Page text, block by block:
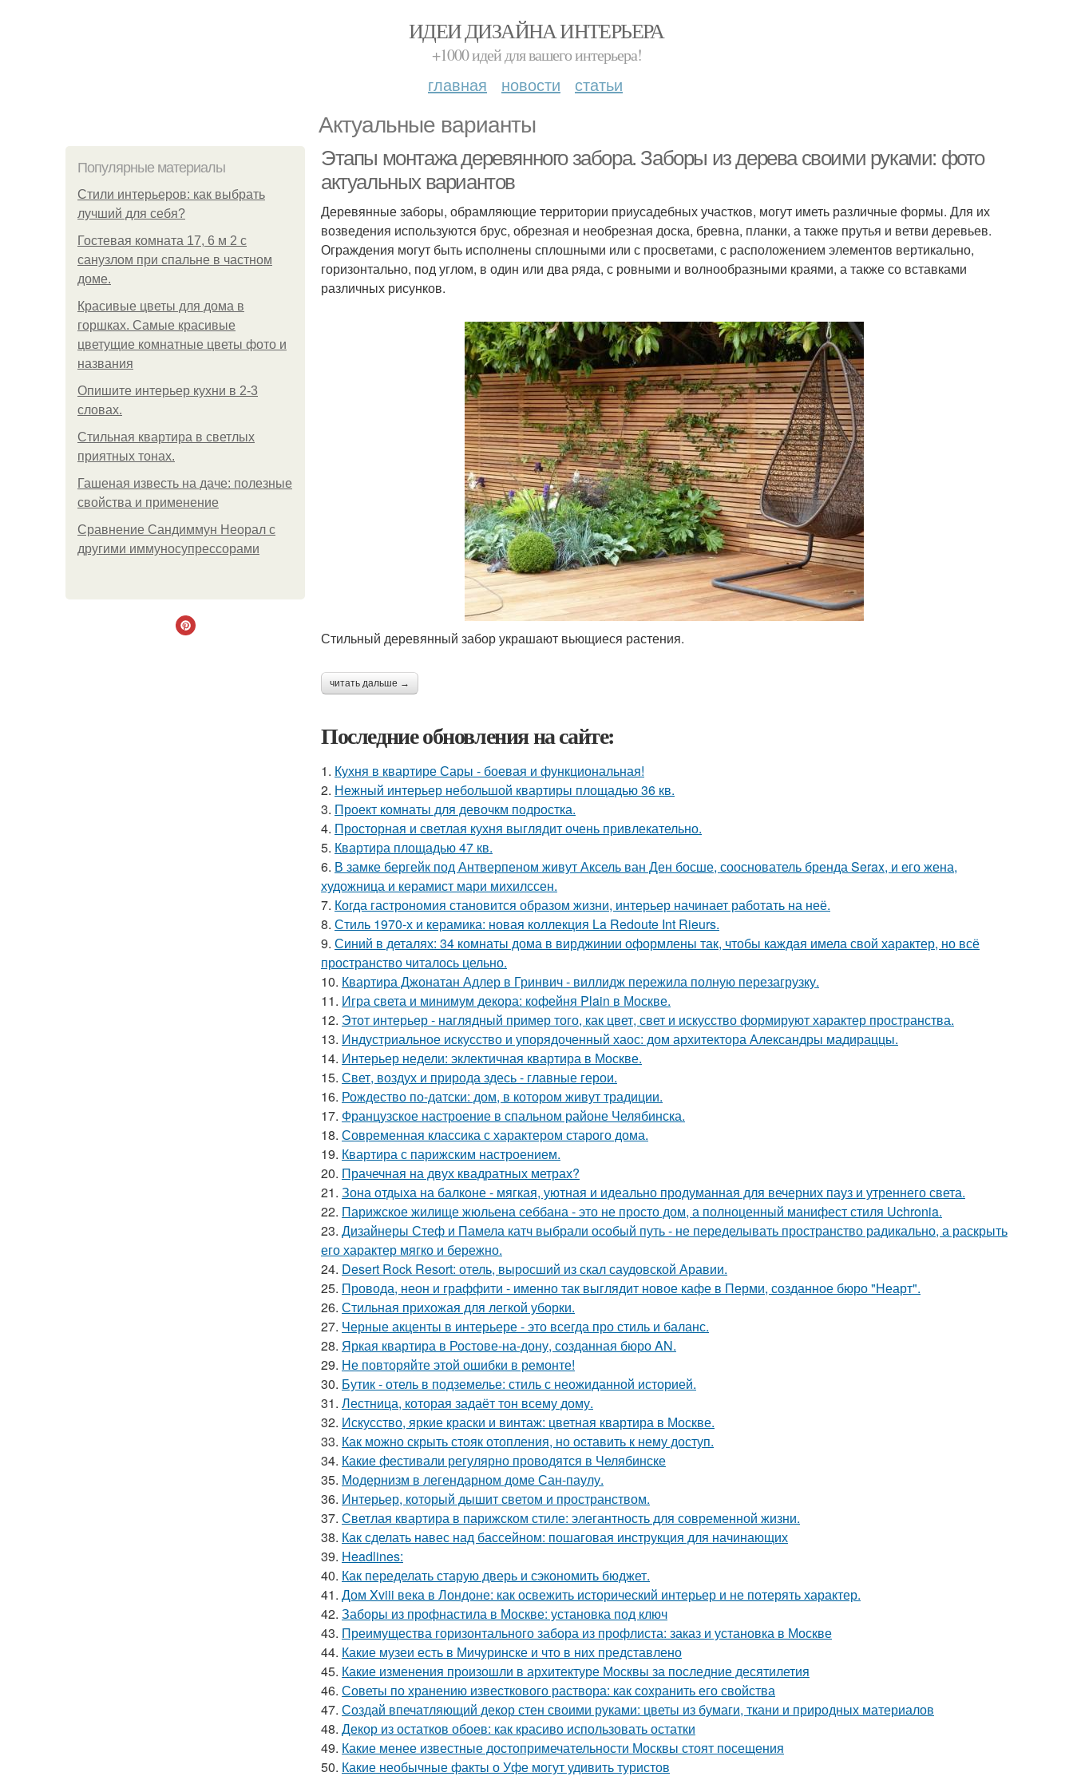
ИДЕИ ДИЗАЙНА ИНТЕРЬЕРА
+1000 идей для вашего интерьера!
главная новости статьи
Актуальные варианты
Популярные материалы
Стили интерьеров: как выбрать
лучший для себя?
Гостевая комната 17, 6 м 2 с
санузлом при спальне в частном
доме.
Красивые цветы для дома в
горшках. Самые красивые
цветущие комнатные цветы фото и
названия
Опишите интерьер кухни в 2-3
словах.
Стильная квартира в светлых
приятных тонах.
Гашеная известь на даче: полезные
свойства и применение
Сравнение Сандиммун Неорал с
другими иммуносупрессорами
Этапы монтажа деревянного забора. Заборы из дерева своими руками: фото
актуальных вариантов
Деревянные заборы, обрамляющие территории приусадебных участков, могут иметь различные формы. Для их
возведения используются брус, обрезная и необрезная доска, бревна, планки, а также прутья и ветви деревьев.
Ограждения могут быть исполнены сплошными или с просветами, с расположением элементов вертикально,
горизонтально, под углом, в один или два ряда, с ровными и волнообразными краями, а также со вставками
различных рисунков.
Стильный деревянный забор украшают вьющиеся растения.
читать дальше →
Последние обновления на сайте:
1. Кухня в квартире Сары - боевая и функциональная!
2. Нежный интерьер небольшой квартиры площадью 36 кв.
3. Проект комнаты для девочкм подростка.
4. Просторная и светлая кухня выглядит очень привлекательно.
5. Квартира площадью 47 кв.
6. В замке бергейк под Антверпеном живут Аксель ван Ден босше, сооснователь бренда Serax, и его жена,
художница и керамист мари михилссен.
7. Когда гастрономия становится образом жизни, интерьер начинает работать на неё.
8. Стиль 1970-х и керамика: новая коллекция La Redoute Int Rieurs.
9. Синий в деталях: 34 комнаты дома в вирджинии оформлены так, чтобы каждая имела свой характер, но всё
пространство читалось цельно.
10. Квартира Джонатан Адлер в Гринвич - виллидж пережила полную перезагрузку.
11. Игра света и минимум декора: кофейня Plain в Москве.
12. Этот интерьер - наглядный пример того, как цвет, свет и искусство формируют характер пространства.
13. Индустриальное искусство и упорядоченный хаос: дом архитектора Александры мадираццы.
14. Интерьер недели: эклектичная квартира в Москве.
15. Свет, воздух и природа здесь - главные герои.
16. Рождество по-датски: дом, в котором живут традиции.
17. Французское настроение в спальном районе Челябинска.
18. Современная классика с характером старого дома.
19. Квартира с парижским настроением.
20. Прачечная на двух квадратных метрах?
21. Зона отдыха на балконе - мягкая, уютная и идеально продуманная для вечерних пауз и утреннего света.
22. Парижское жилище жюльена себбана - это не просто дом, а полноценный манифест стиля Uchronia.
23. Дизайнеры Стеф и Памела катч выбрали особый путь - не переделывать пространство радикально, а раскрыть
его характер мягко и бережно.
24. Desert Rock Resort: отель, выросший из скал саудовской Аравии.
25. Провода, неон и граффити - именно так выглядит новое кафе в Перми, созданное бюро "Неарт".
26. Стильная прихожая для легкой уборки.
27. Черные акценты в интерьере - это всегда про стиль и баланс.
28. Яркая квартира в Ростове-на-дону, созданная бюро AN.
29. Не повторяйте этой ошибки в ремонте!
30. Бутик - отель в подземелье: стиль с неожиданной историей.
31. Лестница, которая задаёт тон всему дому.
32. Искусство, яркие краски и винтаж: цветная квартира в Москве.
33. Как можно скрыть стояк отопления, но оставить к нему доступ.
34. Какие фестивали регулярно проводятся в Челябинске
35. Модернизм в легендарном доме Сан-паулу.
36. Интерьер, который дышит светом и пространством.
37. Светлая квартира в парижском стиле: элегантность для современной жизни.
38. Как сделать навес над бассейном: пошаговая инструкция для начинающих
39. Headlines:
40. Как переделать старую дверь и сэкономить бюджет.
41. Дом Xviii века в Лондоне: как освежить исторический интерьер и не потерять характер.
42. Заборы из профнастила в Москве: установка под ключ
43. Преимущества горизонтального забора из профлиста: заказ и установка в Москве
44. Какие музеи есть в Мичуринске и что в них представлено
45. Какие изменения произошли в архитектуре Москвы за последние десятилетия
46. Советы по хранению известкового раствора: как сохранить его свойства
47. Создай впечатляющий декор стен своими руками: цветы из бумаги, ткани и природных материалов
48. Декор из остатков обоев: как красиво использовать остатки
49. Какие менее известные достопримечательности Москвы стоят посещения
50. Какие необычные факты о Уфе могут удивить туристов